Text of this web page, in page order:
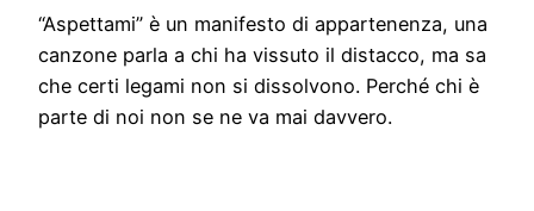
“Aspettami” è un manifesto di appartenenza, una
canzone parla a chi ha vissuto il distacco, ma sa
che certi legami non si dissolvono. Perché chi è
parte di noi non se ne va mai davvero.